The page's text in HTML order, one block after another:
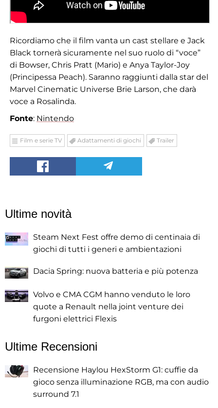
Ricordiamo che il film vanta un cast stellare e Jack
Black tornerà sicuramente nel suo ruolo di “voce”
di Bowser, Chris Pratt (Mario) e Anya Taylor-Joy
(Principessa Peach). Saranno raggiunti dalla star del
Marvel Cinematic Universe Brie Larson, che darà
voce a Rosalinda.
Fonte: Nintendo
Film e serie TV Adattamenti di giochi Trailer
Ultime novità
Steam Next Fest offre demo di centinaia di
giochi di tutti i generi e ambientazioni
Dacia Spring: nuova batteria e più potenza
Volvo e CMA CGM hanno venduto le loro
quote a Renault nella joint venture dei
furgoni elettrici Flexis
Ultime Recensioni
Recensione Haylou HexStorm G1: cuffie da
gioco senza illuminazione RGB, ma con audio
surround 7.1